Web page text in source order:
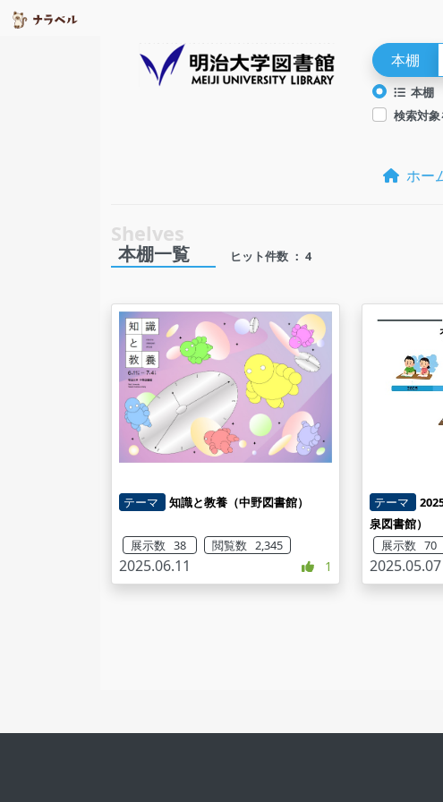
本棚
本棚
検索対象
ホー
本棚一覧 ヒット件数 ： 4
テーマ 知識と教養（中野図書館）
展示数 38 閲覧数 2,345
2025.06.11 1
テーマ
泉図書館）
展示数 70
2025.05.07